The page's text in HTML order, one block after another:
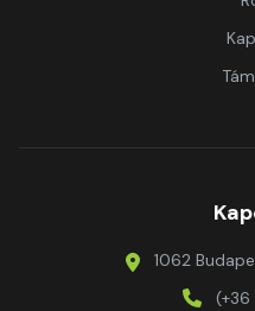
1062
(+36